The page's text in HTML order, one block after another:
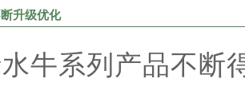
升级优化
牛系列产品不断